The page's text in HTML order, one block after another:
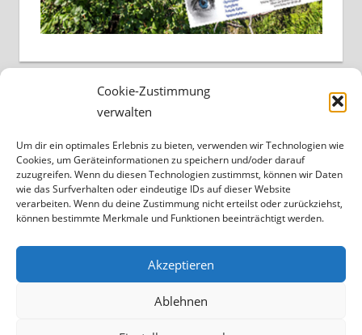
Cookie-Zustimmung
verwalten
Um dir ein optimales Erlebnis zu bieten, verwenden wir Technologien wie
Cookies, um Geräteinformationen zu speichern und/oder darauf
zuzugreifen. Wenn du diesen Technologien zustimmst, können wir Daten
wie das Surfverhalten oder eindeutige IDs auf dieser Website
verarbeiten. Wenn du deine Zustimmung nicht erteilst oder zurückziehst,
können bestimmte Merkmale und Funktionen beeinträchtigt werden.
Akzeptieren
Ablehnen